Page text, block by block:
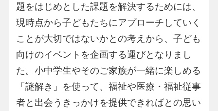
題をはじめとした課題を解決するためには、
現時点から子どもたちにアプローチしていく
ことが大切ではないかとの考えから、子ども
向けのイベントを企画する運びとなりまし
た。小中学生やそのご家族が一緒に楽しめる
「謎解き」を使って、福祉や医療・福祉従事
者と出会うきっかけを提供できればとの思い